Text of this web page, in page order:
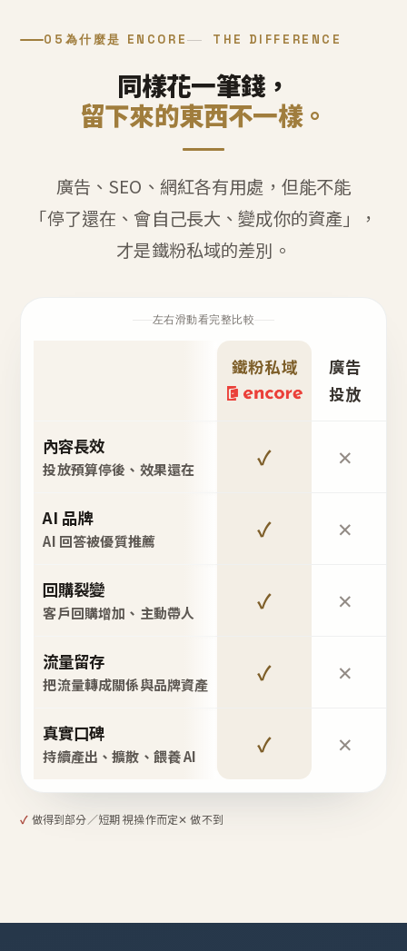
05 為什麼是 ENCORE THE DIFFERENCE
同樣花一筆錢，
留下來的東西不一樣。
廣告、SEO、網紅各有用處，但能不能
「停了還在、會自己長大、變成你的資產」，
才是鐵粉私域的差別。
左右滑動看完整比較
鐵粉私域
廣告
投放
內容長效
投放預算停後、效果還在 ✓ ✕
AI 品牌
AI 回答被優質推薦 ✓ ✕
回購裂變
客戶回購增加、主動帶人 ✓ ✕
流量留存
把流量轉成關係與品牌資產 ✓ ✕
真實口碑
持續產出、擴散、餵養 AI ✓ ✕
✓ 做得到部分／短期 視操作而定✕ 做不到